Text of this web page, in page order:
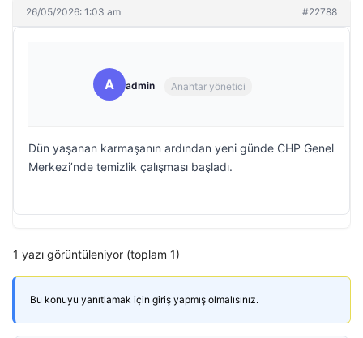
26/05/2026: 1:03 am #22788
A admin Anahtar yönetici
Dün yaşanan karmaşanın ardından yeni günde CHP Genel
Merkezi’nde temizlik çalışması başladı.
1 yazı görüntüleniyor (toplam 1)
Bu konuyu yanıtlamak için giriş yapmış olmalısınız.